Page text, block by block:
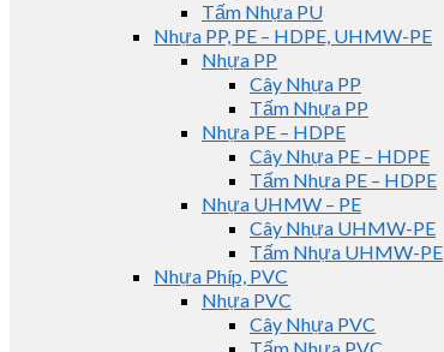
Tấm Nhựa PU
Nhựa PP, PE – HDPE, UHMW-PE
Nhựa PP
Cây Nhựa PP
Tấm Nhựa PP
Nhựa PE – HDPE
Cây Nhựa PE – HDPE
Tấm Nhựa PE – HDPE
Nhựa UHMW – PE
Cây Nhựa UHMW-PE
Tấm Nhựa UHMW-PE
Nhựa Phíp, PVC
Nhựa PVC
Cây Nhựa PVC